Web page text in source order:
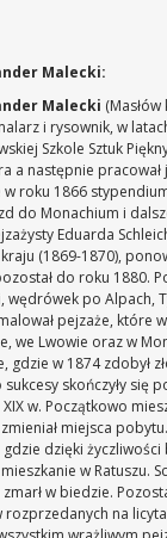
Malecki:
Malecki
i rysownik, w
Szkole Sztuk
a następnie
w roku 1866
do Monachium i
Eduarda
(1869-1870),
do roku 1880.
wędrówek po Alpach,
pejzaże, które
we Lwowie oraz w
gdzie w 1874 zdobył
sukcesy skończyły się
w. Początkowo
miejsca
gdzie dzięki
w Ratuszu.
w biedzie.
na